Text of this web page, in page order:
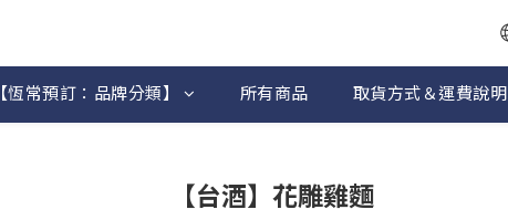
【恆常預訂：品牌分類】 所有商品 取貨方式＆運費說明
【台酒】花雕雞麵